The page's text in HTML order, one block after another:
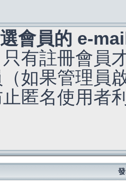
會員的 e-
有註冊會員
如果管理員
匿名使用者